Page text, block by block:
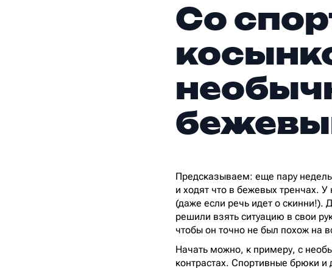
Со
Предсказываем: еще пару
и ходят что в бежевых тренчах.
(даже если речь идет о скинни!).
решили взять ситуацию в свои
чтобы он точно не был похож на
Начать можно, к примеру, с
контрастах. Спортивные брюки